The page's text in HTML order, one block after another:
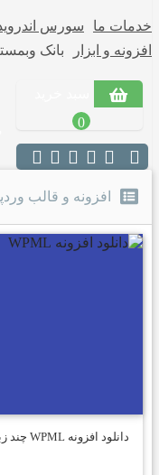
خدمات ما سورس
افزونه و ابزار
بانک
0
افزونه و قالب
دانلود افزونه WPML چند زبانه کردن سایت وردپرس نسخه ۴.۶.۱۳